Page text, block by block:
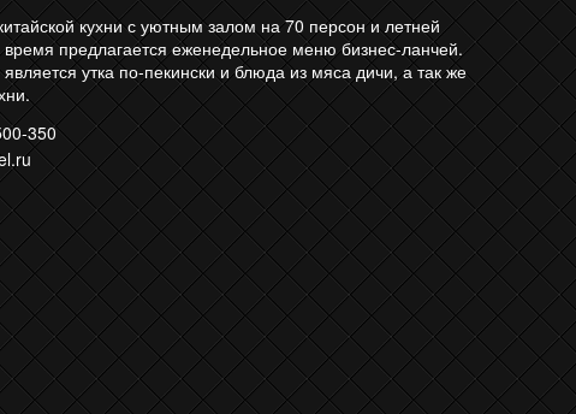
кухни с уютным залом на 70 персон и летней
предлагается еженедельное меню бизнес-ланчей.
утка по-пекински и блюда из мяса дичи, а так же
350